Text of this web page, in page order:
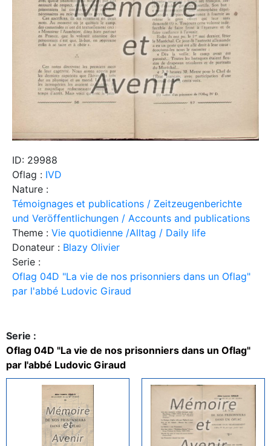
ID: 29988
Oflag : IVD
Nature :
Témoignages et publications / Zeitzeugenberichte
und Veröffentlichungen / Accounts and publications
Theme : Vie quotidienne /Alltag / Daily life
Donateur : Blazy Olivier
Serie :
Oflag 04D "La vie de nos prisonniers dans un Oflag"
par l'abbé Ludovic Giraud
Serie :
Oflag 04D "La vie de nos prisonniers dans un Oflag"
par l'abbé Ludovic Giraud